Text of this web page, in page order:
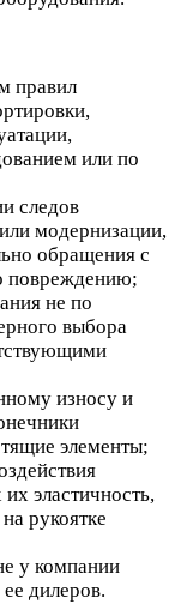
правил
или по
следов
модернизации,
обращения с
повреждению;
не по
выбора
износу и
элементы;
эластичность,
рукоятке
у компании
дилеров.